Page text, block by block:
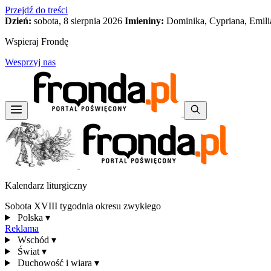
Przejdź do treści
Dzień: sobota, 8 sierpnia 2026 Imieniny: Dominika, Cypriana,
Wspieraj Frondę
Wesprzyj nas
Kalendarz liturgiczny
Sobota XVIII tygodnia okresu zwykłego
Polska ▾
Reklama
Wschód ▾
Świat ▾
Duchowość i wiara ▾